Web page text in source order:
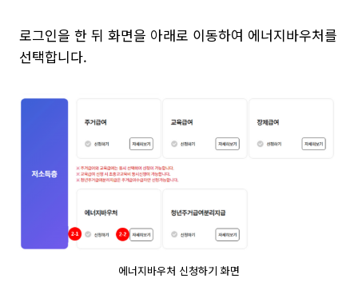
로그인을 한 뒤 화면을 아래로 이동하여 에너지바우처를
선택합니다.
에너지바우처 신청하기 화면